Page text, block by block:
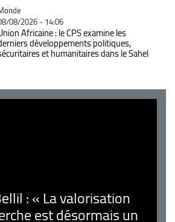
08/2026 - 14:06
Africaine : le CPS examine les
développements politiques,
et humanitaires dans le Sahel
: « La valorisation
est désormais un